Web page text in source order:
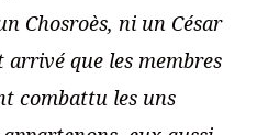
Chosroès, ni un César
arrivé que les membres
combattu les uns